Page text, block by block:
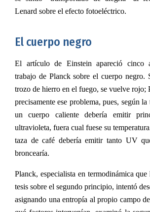
Lenard sobre el efecto fotoeléctrico.
El cuerpo negro
El artículo de Einstein apareció cinco
trabajo de Planck sobre el cuerpo negro.
trozo de hierro en el fuego, se vuelve rojo;
precisamente ese problema, pues, según
un cuerpo caliente debería emitir
ultravioleta, fuera cual fuese su
taza de café debería emitir tanto UV
broncearía.
Planck, especialista en termodinámica que
tesis sobre el segundo principio, intentó
asignando una entropía al propio campo